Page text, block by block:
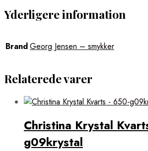
Yderligere information
BrandGeorg Jensen – smykker
Relaterede varer
Christina Krystal
g09krystal